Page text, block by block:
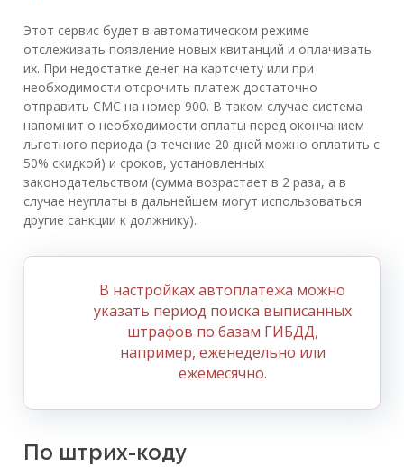
Этот сервис будет в автоматическом режиме
отслеживать появление новых квитанций и оплачивать
их. При недостатке денег на картсчету или при
необходимости отсрочить платеж достаточно
отправить СМС на номер 900. В таком случае система
напомнит о необходимости оплаты перед окончанием
льготного периода (в течение 20 дней можно оплатить с
50% скидкой) и сроков, установленных
законодательством (сумма возрастает в 2 раза, а в
случае неуплаты в дальнейшем могут использоваться
другие санкции к должнику).
В настройках автоплатежа можно
указать период поиска выписанных
штрафов по базам ГИБДД,
например, еженедельно или
ежемесячно.
По штрих-коду